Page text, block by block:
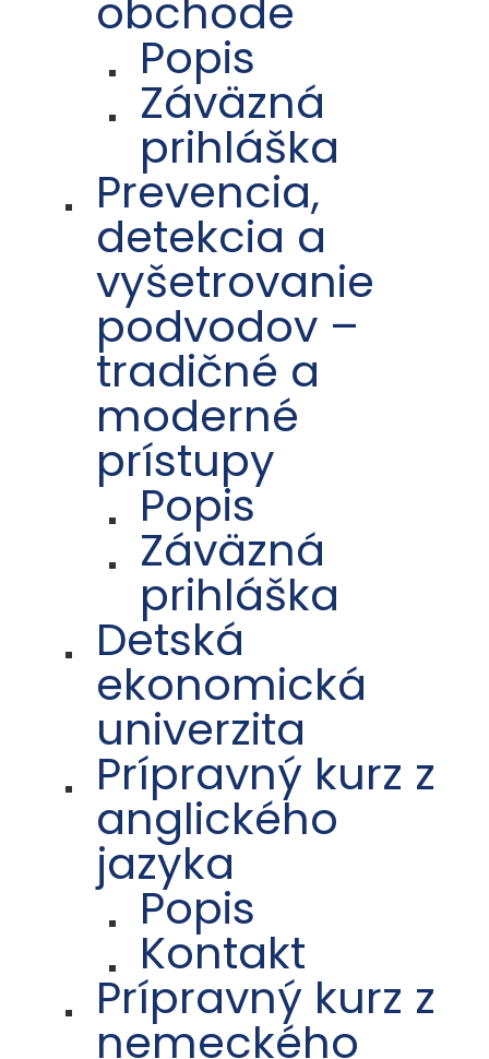
obchode
Popis
Záväzná
prihláška
Prevencia,
detekcia a
vyšetrovanie
podvodov –
tradičné a
moderné
prístupy
Popis
Záväzná
prihláška
Detská
ekonomická
univerzita
Prípravný kurz z
anglického
jazyka
Popis
Kontakt
Prípravný kurz z
nemeckého